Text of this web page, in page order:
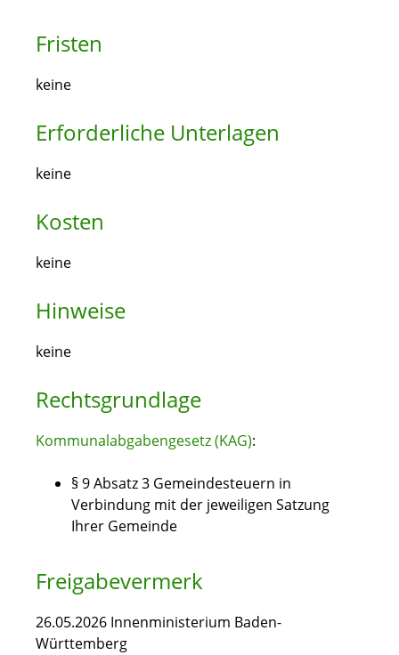
Fristen
keine
Erforderliche Unterlagen
keine
Kosten
keine
Hinweise
keine
Rechtsgrundlage
Kommunalabgabengesetz (KAG):
§ 9 Absatz 3 Gemeindesteuern in
Verbindung mit der jeweiligen Satzung
Ihrer Gemeinde
Freigabevermerk
26.05.2026 Innenministerium Baden-
Württemberg